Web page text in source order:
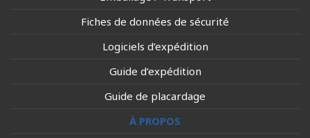
Fiches de données de sécurité
Logiciels d’expédition
Guide d’expédition
Guide de placardage
À PROPOS